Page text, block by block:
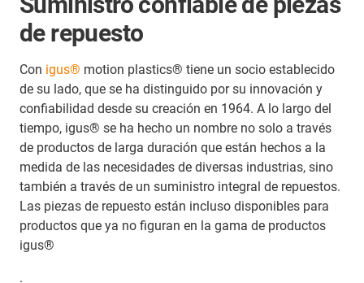
de repuesto
Con igus® motion plastics® tiene un socio establecido
de su lado, que se ha distinguido por su innovación y
confiabilidad desde su creación en 1964. A lo largo del
tiempo, igus® se ha hecho un nombre no solo a través
de productos de larga duración que están hechos a la
medida de las necesidades de diversas industrias, sino
también a través de un suministro integral de repuestos.
Las piezas de repuesto están incluso disponibles para
productos que ya no figuran en la gama de productos
igus®
.